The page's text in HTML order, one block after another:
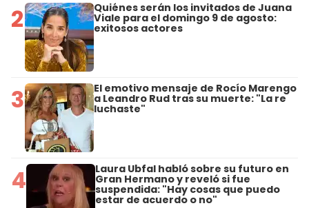
2 Quiénes serán los invitados de Juana
Viale para el domingo 9 de agosto:
exitosos actores
3 El emotivo mensaje de Rocío Marengo
a Leandro Rud tras su muerte: "La re
luchaste"
4 Laura Ubfal habló sobre su futuro en
Gran Hermano y reveló si fue
suspendida: "Hay cosas que puedo
estar de acuerdo o no"